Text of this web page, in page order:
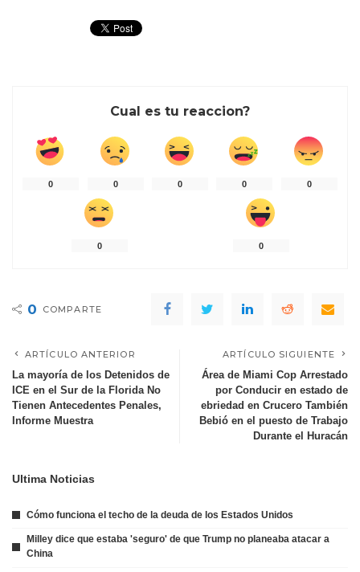
Cual es tu reaccion?
0 0 0 0 0
0 0
0 COMPARTE
ARTÍCULO ANTERIOR
La mayoría de los Detenidos de
ICE en el Sur de la Florida No
Tienen Antecedentes Penales,
Informe Muestra
ARTÍCULO SIGUIENTE
Área de Miami Cop Arrestado
por Conducir en estado de
ebriedad en Crucero También
Bebió en el puesto de Trabajo
Durante el Huracán
Ultima Noticias
Cómo funciona el techo de la deuda de los Estados Unidos
Milley dice que estaba 'seguro' de que Trump no planeaba atacar a
China